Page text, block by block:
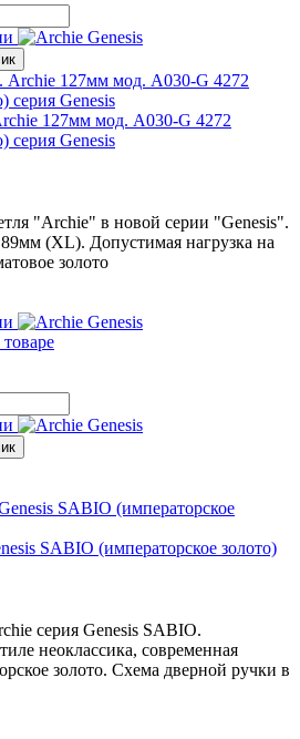
127мм мод. A030-G 4272
серия Genesis
"Archie" в новой серии "Genesis".
(ХL). Допустимая нагрузка на
золото
SABIO (императорское золото)
серия Genesis SABIO.
неоклассика, современная
золото. Схема дверной ручки в